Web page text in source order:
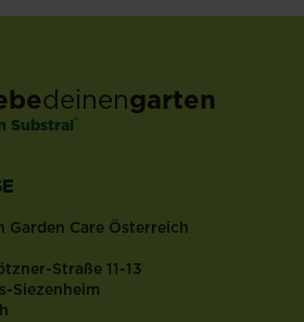
deinengarten
Substral®
Garden Care Österreich
Straße 11-13
Siezenheim